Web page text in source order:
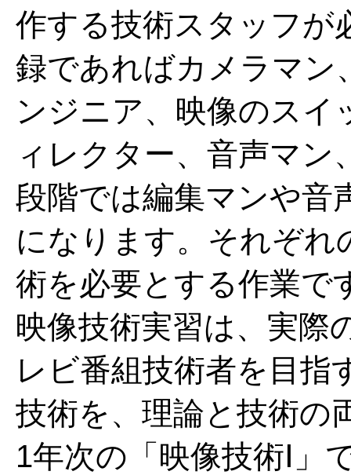
作する技術スタッフが
録であればカメラマン
ンジニア、映像のス
ィレクター、音声マ
段階では編集マンや音
になります。それぞれ
術を必要とする作業で
映像技術実習は、実際
レビ番組技術者を目指
技術を、理論と技術の
1年次の「映像技術Ⅰ」